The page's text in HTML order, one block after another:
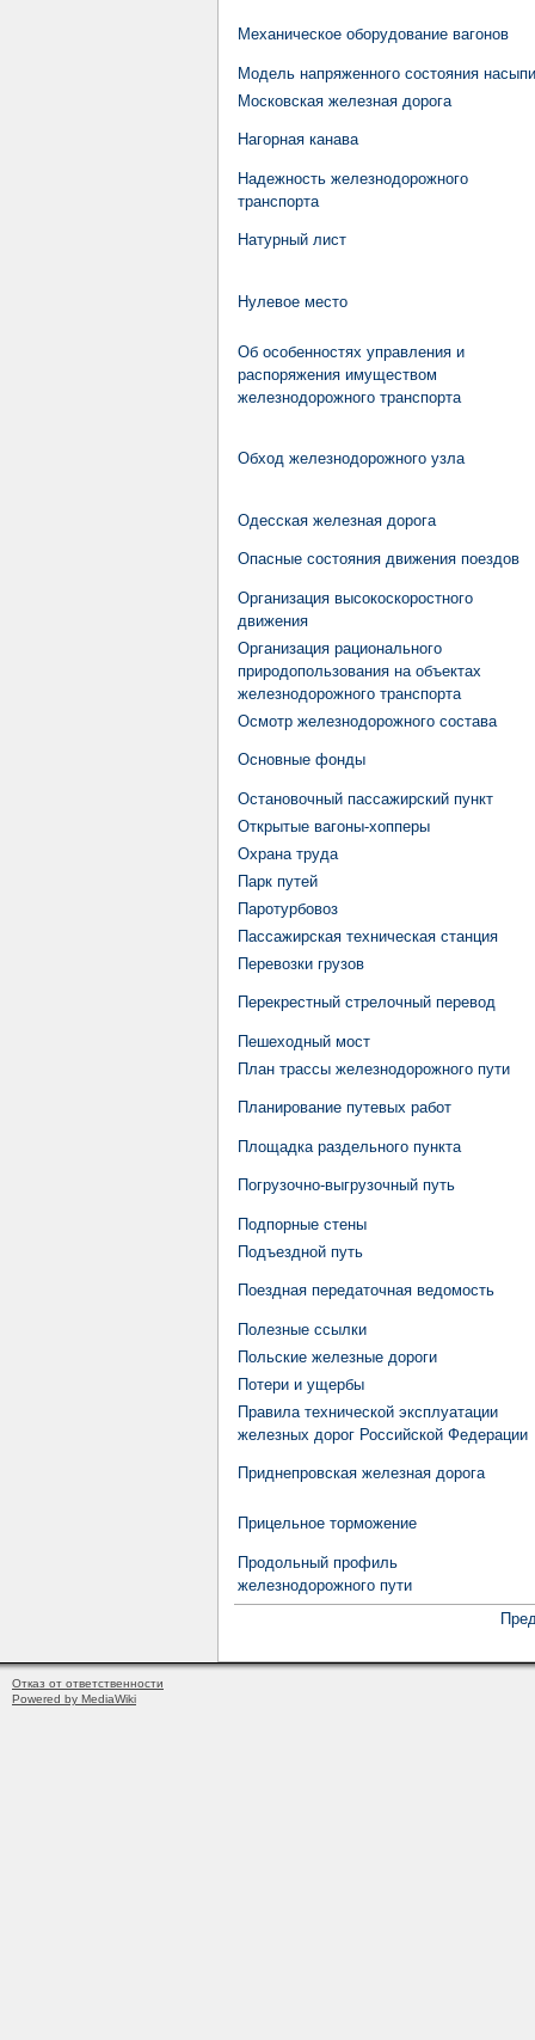
Механическое оборудование вагонов
Модель напряженного состояния насыпи
Московская железная дорога
Нагорная канава
Надежность железнодорожного
транспорта
Натурный лист
Нулевое место
Об особенностях управления и
распоряжения имуществом
железнодорожного транспорта
Обход железнодорожного узла
Одесская железная дорога
Опасные состояния движения поездов
Организация высокоскоростного
движения
Организация рационального
природопользования на объектах
железнодорожного транспорта
Осмотр железнодорожного состава
Основные фонды
Остановочный пассажирский пункт
Открытые вагоны-хопперы
Охрана труда
Парк путей
Паротурбовоз
Пассажирская техническая станция
Перевозки грузов
Перекрестный стрелочный перевод
Пешеходный мост
План трассы железнодорожного пути
Планирование путевых работ
Площадка раздельного пункта
Погрузочно-выгрузочный путь
Подпорные стены
Подъездной путь
Поездная передаточная ведомость
Полезные ссылки
Польские железные дороги
Потери и ущербы
Правила технической эксплуатации
железных дорог Российской Федерации
Приднепровская железная дорога
Прицельное торможение
Продольный профиль
железнодорожного пути
Отказ от ответственности
Powered by MediaWiki